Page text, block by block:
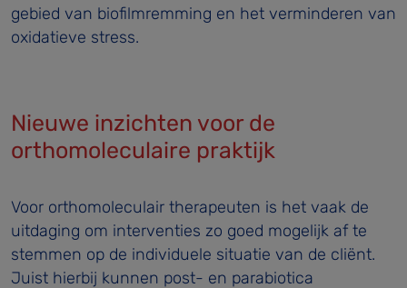
gebied van biofilmremming en het verminderen van
oxidatieve stress.
Nieuwe inzichten voor de
orthomoleculaire praktijk
Voor orthomoleculair therapeuten is het vaak de
uitdaging om interventies zo goed mogelijk af te
stemmen op de individuele situatie van de cliënt.
Juist hierbij kunnen post- en parabiotica